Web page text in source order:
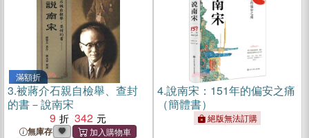
滿額折
3.被蔣介石親自檢舉、查封
的書－說南宋
9
342
無庫存
4.說南宋：151年的偏安之痛
（簡體書）
絕版無法訂購